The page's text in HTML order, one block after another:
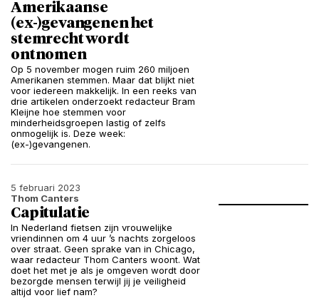
Amerikaanse
(ex-)gevangenen het
stemrecht wordt
ontnomen
Op 5 november mogen ruim 260 miljoen
Amerikanen stemmen. Maar dat blijkt niet
voor iedereen makkelijk. In een reeks van
drie artikelen onderzoekt redacteur Bram
Kleijne hoe stemmen voor
minderheidsgroepen lastig of zelfs
onmogelijk is. Deze week:
(ex-)gevangenen.
5 februari 2023
Thom Canters
Capitulatie
In Nederland fietsen zijn vrouwelijke
vriendinnen om 4 uur ’s nachts zorgeloos
over straat. Geen sprake van in Chicago,
waar redacteur Thom Canters woont. Wat
doet het met je als je omgeven wordt door
bezorgde mensen terwijl jij je veiligheid
altijd voor lief nam?